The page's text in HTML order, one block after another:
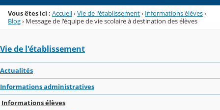
Vous êtes ici : Accueil›Vie de l'établissement› Informations élèves›
Blog› Message de l'équipe de vie scolaire à destination des élèves
Vie de l'établissement
Actualités
Informations administratives
Informations élèves